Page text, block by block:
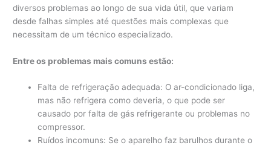
diversos problemas ao longo de sua vida útil, que variam
desde falhas simples até questões mais complexas que
necessitam de um técnico especializado.
Entre os problemas mais comuns estão:
Falta de refrigeração adequada: O ar-condicionado liga,
mas não refrigera como deveria, o que pode ser
causado por falta de gás refrigerante ou problemas no
compressor.
Ruídos incomuns: Se o aparelho faz barulhos durante o